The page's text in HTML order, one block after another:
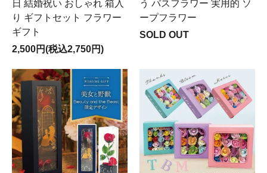
日 結婚祝い おしゃれ 箱入
り ギフトセット フラワー
ギフト
2,500円(税込2,750円)
う バスフラワー 実用的 ソ
ープフラワー
SOLD OUT